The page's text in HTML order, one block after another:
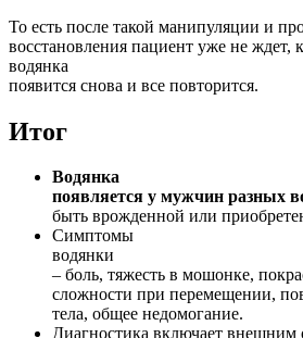
То есть после такой манипуляции и
восстановления пациент уже не ждет,
водянка
появится снова и все повторится.
Итог
Водянка
появляется у мужчин разных
быть врожденной или
Симптомы
водянки
– боль, тяжесть в мошонке,
сложности при перемещении,
тела, общее недомогание.
Диагностика включает внешним